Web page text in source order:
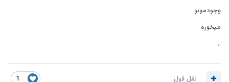
وجودمونو
میخوره
...
نقل قول